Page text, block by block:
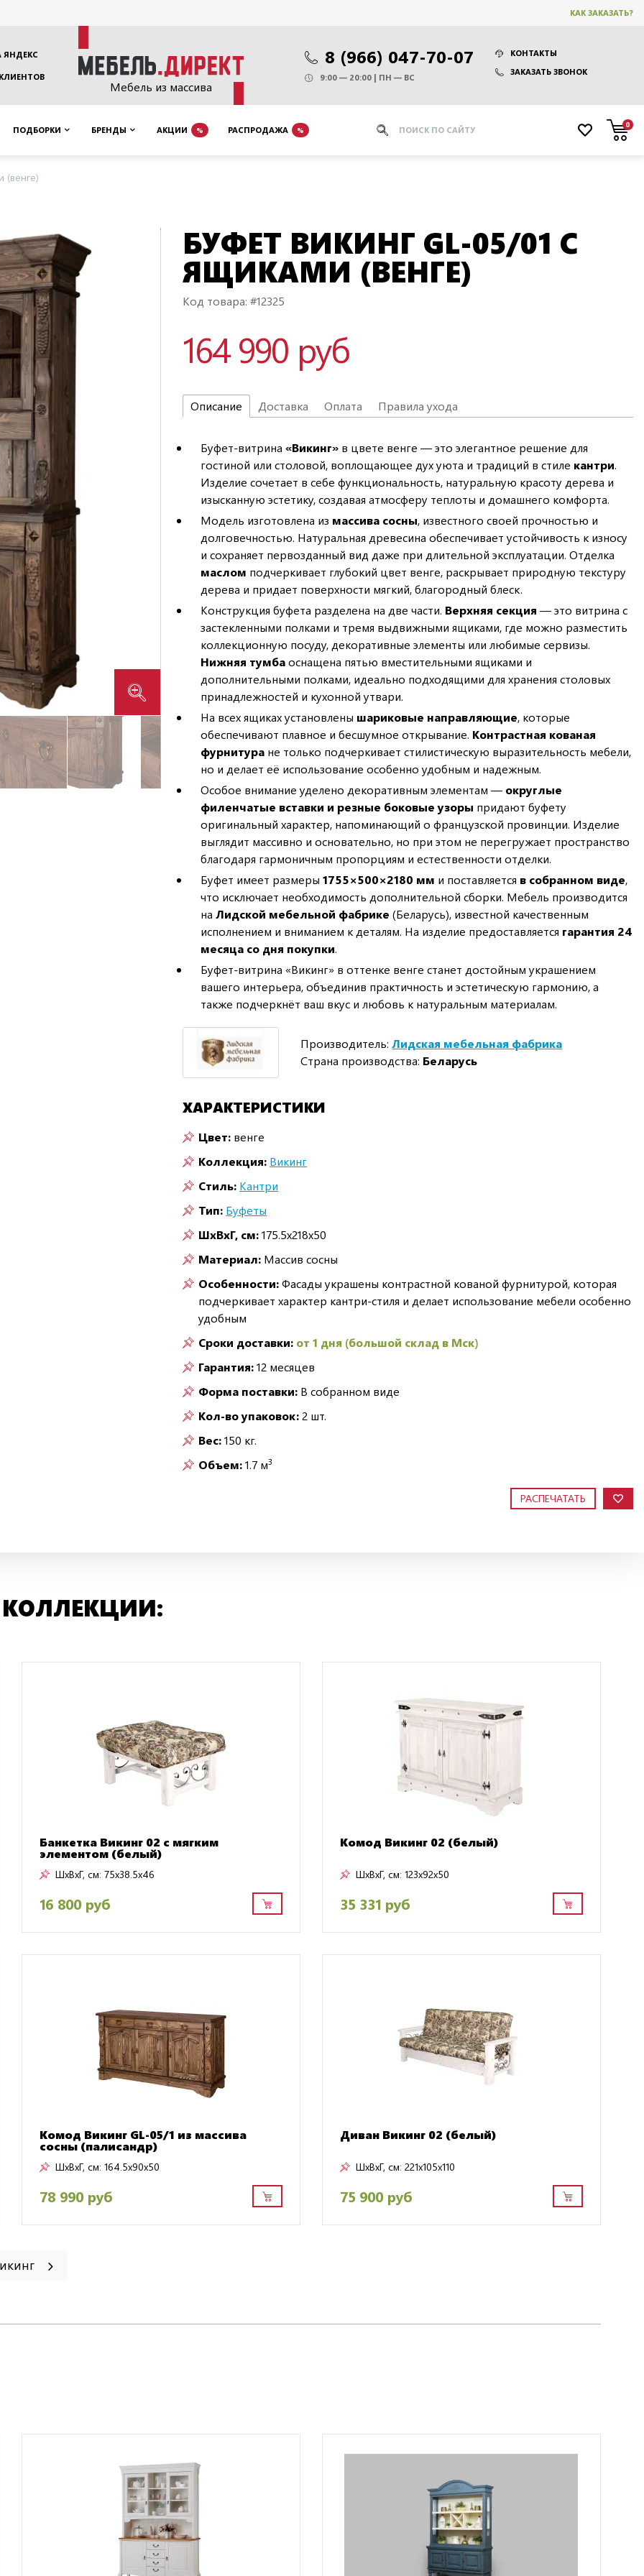
КАК ЗАКАЗАТЬ?
Мебель из массива
ЯНДЕКС 8 (966) 047-70-07
КОНТАКТЫ
ЗАКАЗАТЬ ЗВОНОК
9:00 — 20:00 | ПН — ВС
ПОДБОРКИ БРЕНДЫ АКЦИИ % РАСПРОДАЖА %
0
(венге)
БУФЕТ ВИКИНГ GL-05/01 С
ЯЩИКАМИ (ВЕНГЕ)
Код товара: #12325
164 990 руб
Описание Доставка Оплата Правила ухода
Буфет-витрина «Викинг» в цвете венге — это элегантное решение для
гостиной или столовой, воплощающее дух уюта и традиций в стиле кантри.
Изделие сочетает в себе функциональность, натуральную красоту дерева и
изысканную эстетику, создавая атмосферу теплоты и домашнего комфорта.
Модель изготовлена из массива сосны, известного своей прочностью и
долговечностью. Натуральная древесина обеспечивает устойчивость к износу
и сохраняет первозданный вид даже при длительной эксплуатации. Отделка
маслом подчеркивает глубокий цвет венге, раскрывает природную текстуру
дерева и придает поверхности мягкий, благородный блеск.
Конструкция буфета разделена на две части. Верхняя секция — это витрина с
застекленными полками и тремя выдвижными ящиками, где можно разместить
коллекционную посуду, декоративные элементы или любимые сервизы.
Нижняя тумбаоснащена пятью вместительными ящиками и
дополнительными полками, идеально подходящими для хранения столовых
принадлежностей и кухонной утвари.
На всех ящиках установлены шариковые направляющие, которые
обеспечивают плавное и бесшумное открывание. Контрастная кованая
фурнитура не только подчеркивает стилистическую выразительность мебели,
но и делает её использование особенно удобным и надежным.
Особое внимание уделено декоративным элементам — округлые
филенчатые вставки и резные боковые узоры придают буфету
оригинальный характер, напоминающий о французской провинции. Изделие
выглядит массивно и основательно, но при этом не перегружает пространство
благодаря гармоничным пропорциям и естественности отделки.
Буфет имеет размеры 1755×500×2180 мм и поставляется в собранном виде,
что исключает необходимость дополнительной сборки. Мебель производится
на Лидской мебельной фабрике (Беларусь), известной качественным
исполнением и вниманием к деталям. На изделие предоставляется гарантия 24
месяца со дня покупки.
Буфет-витрина «Викинг» в оттенке венге станет достойным украшением
вашего интерьера, объединив практичность и эстетическую гармонию, а
также подчеркнёт ваш вкус и любовь к натуральным материалам.
Производитель:Лидская мебельная фабрика
Страна производства: Беларусь
ХАРАКТЕРИСТИКИ
Цвет: венге
Коллекция: Викинг
Стиль: Кантри
Тип: Буфеты
ШxВxГ, см:175.5x218x50
Материал: Массив сосны
Особенности:Фасады украшены контрастной кованой фурнитурой, которая
подчеркивает характер кантри-стиля и делает использование мебели особенно
удобным
Сроки доставки: от 1 дня (большой склад в Мск)
Гарантия:12 месяцев
Форма поставки: В собранном виде
Кол-во упаковок:2 шт.
Вес:150 кг.
Объем:1.7 м3
РАСПЕЧАТАТЬ
Банкетка Викинг 02 с мягким
элементом (белый)
ШxВxГ, см: 75x38.5x46
16 800 руб
Комод Викинг 02 (белый)
ШxВxГ, см: 123x92x50
35 331 руб
Комод Викинг GL-05/1 из массива
сосны (палисандр)
ШxВxГ, см: 164.5x90x50
78 990 руб
Диван Викинг 02 (белый)
ШxВxГ, см: 221x105x110
75 900 руб